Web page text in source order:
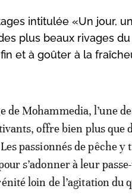
intitulée «Un jour,
plus beaux rivages
et à goûter à la
de Mohammedia, l’une
offre bien plus que
Les passionnés de pêche
s’adonner à leur
loin de l’agitation du